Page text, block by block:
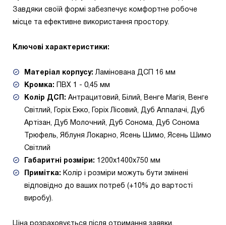
Завдяки своїй формі забезпечує комфортне робоче
місце та ефективне використання простору.
Ключові характеристики:
Матеріал корпусу: Ламінована ДСП 16 мм
Кромка: ПВХ 1 - 0,45 мм
Колір ДСП: Антрацитовий, Білий, Венге Магія, Венге
Світлий, Горіх Екко, Горіх Лісовий, Дуб Аппалачі, Дуб
Артізан, Дуб Молочний, Дуб Сонома, Дуб Сонома
Трюфель, Яблуня Локарно, Ясень Шимо, Ясень Шимо
Світлий
Габаритні розміри: 1200х1400х750 мм
Примітка: Колір і розміри можуть бути змінені
відповідно до ваших потреб (+10% до вартості
виробу).